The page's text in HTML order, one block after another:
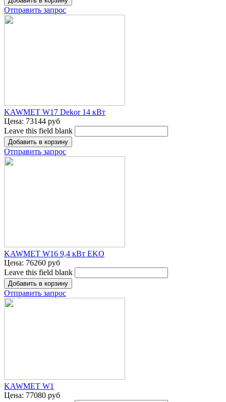
Отправить запрос
KAWMET W17 Dekor 14 кВт
Цена: 73144 руб
Leave this field blank
Отправить запрос
KAWMET W16 9,4 кВт EKO
Цена: 76260 руб
Leave this field blank
Отправить запрос
KAWMET W1
Цена: 77080 руб